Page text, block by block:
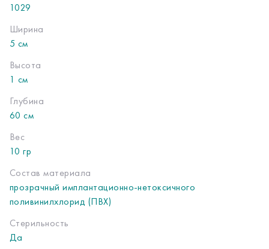
1029
Ширина
5 см
Высота
1 см
Глубина
60 см
Вес
10 гр
Состав материала
прозрачный имплантационно-нетоксичного
поливинилхлорид (ПВХ)
Стерильность
Да